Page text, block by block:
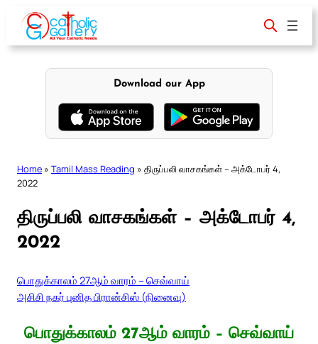
content
Download our App
Home » Tamil Mass Reading » திருப்பலி வாசகங்கள் – அக்டோபர் 4,
2022
திருப்பலி வாசகங்கள் – அக்டோபர் 4,
2022
பொதுக்காலம் 27ஆம் வாரம் – செவ்வாய்
அசிசி நகர் புனித பிரான்சிஸ் (நினைவு)
பொதுக்காலம் 27ஆம் வாரம் – செவ்வாய்